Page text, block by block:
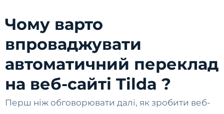
Чому варто
впроваджувати
автоматичний переклад
на веб-сайті Tilda ?
Перш ніж обговорювати далі, як зробити веб-